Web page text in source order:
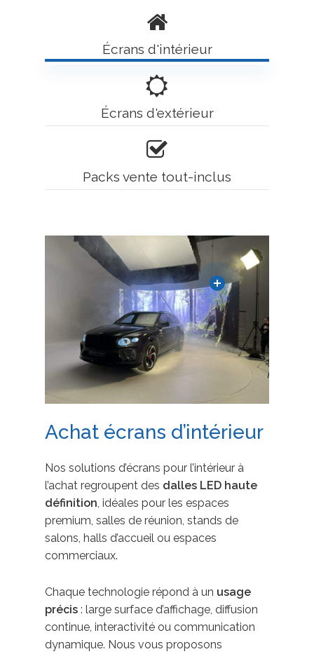
Écrans d'intérieur
Écrans d'extérieur
Packs vente tout-inclus
Achat écrans d’intérieur
Nos solutions d’écrans pour l’intérieur à
l’achat regroupent des dalles LED haute
définition, idéales pour les espaces
premium, salles de réunion, stands de
salons, halls d’accueil ou espaces
commerciaux.
Chaque technologie répond à un usage
précis : large surface d’affichage, diffusion
continue, interactivité ou communication
dynamique. Nous vous proposons